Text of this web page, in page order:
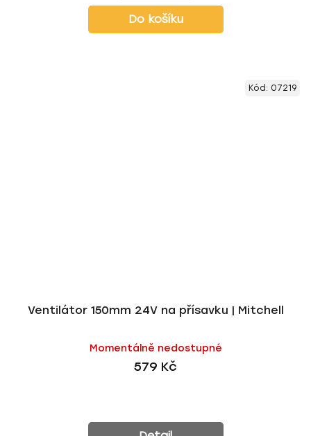
Do košíku
Ventilátor 150mm 24V na přísavku | Mitchell
Momentálně nedostupné
579 Kč
Kód: 07219